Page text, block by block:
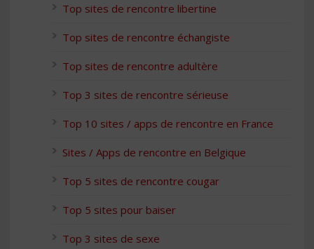
Top sites de rencontre libertine
Top sites de rencontre échangiste
Top sites de rencontre adultère
Top 3 sites de rencontre sérieuse
Top 10 sites / apps de rencontre en France
Sites / Apps de rencontre en Belgique
Top 5 sites de rencontre cougar
Top 5 sites pour baiser
Top 3 sites de sexe